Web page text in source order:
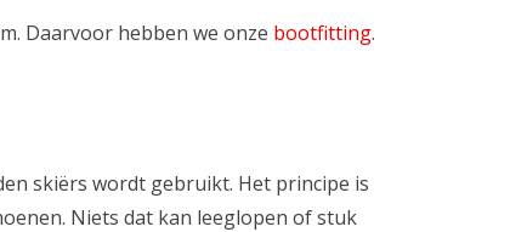
Daarvoor hebben we onze bootfitting.
skiërs wordt gebruikt. Het principe is
Niets dat kan leeglopen of stuk